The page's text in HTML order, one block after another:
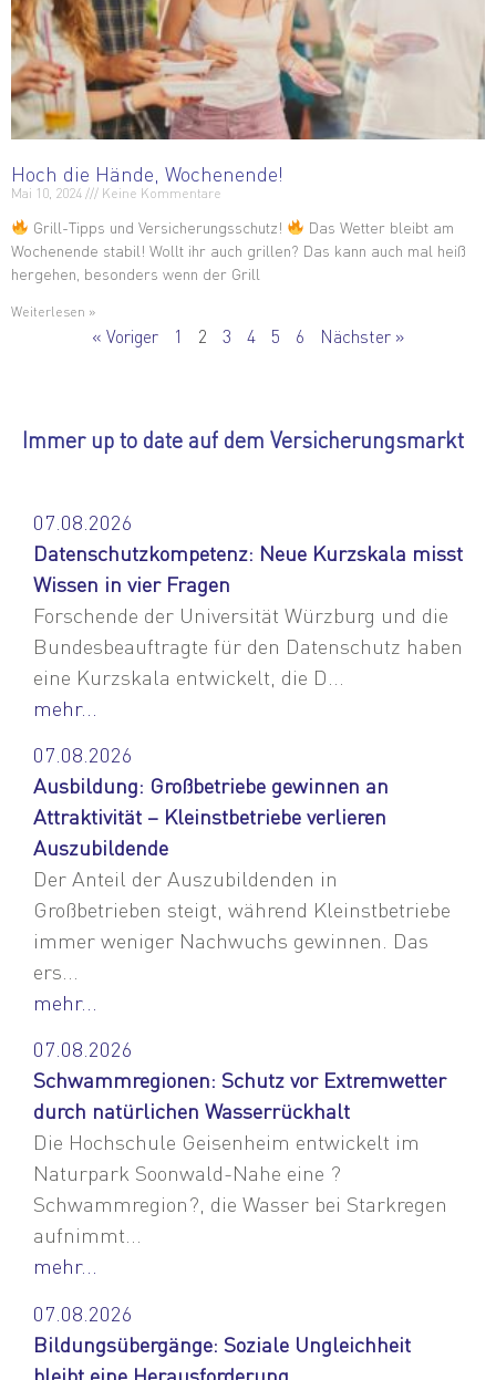
Hoch die Hände, Wochenende!
Mai 10, 2024 Keine Kommentare
Grill-Tipps und Versicherungsschutz!
Das Wetter bleibt am
Wochenende stabil! Wollt ihr auch grillen? Das kann auch mal heiß
hergehen, besonders wenn der Grill
Weiterlesen »
« Voriger 1 2 3 4 5 6 Nächster »
Immer up to date auf dem Versicherungsmarkt
07.08.2026
Datenschutzkompetenz: Neue Kurzskala misst
Wissen in vier Fragen
Forschende der Universität Würzburg und die
Bundesbeauftragte für den Datenschutz haben
eine Kurzskala entwickelt, die D...
mehr...
07.08.2026
Ausbildung: Großbetriebe gewinnen an
Attraktivität – Kleinstbetriebe verlieren
Auszubildende
Der Anteil der Auszubildenden in
Großbetrieben steigt, während Kleinstbetriebe
immer weniger Nachwuchs gewinnen. Das
ers...
mehr...
07.08.2026
Schwammregionen: Schutz vor Extremwetter
durch natürlichen Wasserrückhalt
Die Hochschule Geisenheim entwickelt im
Naturpark Soonwald-Nahe eine ?
Schwammregion?, die Wasser bei Starkregen
aufnimmt...
mehr...
07.08.2026
Bildungsübergänge: Soziale Ungleichheit